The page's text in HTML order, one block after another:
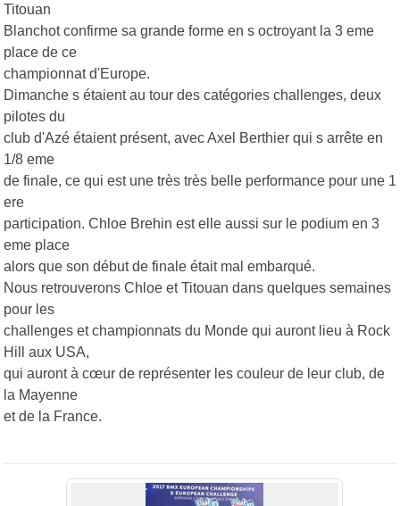
Titouan
Blanchot confirme sa grande forme en s octroyant la 3 eme
place de ce
championnat d'Europe.
Dimanche s étaient au tour des catégories challenges, deux
pilotes du
club d'Azé étaient présent, avec Axel Berthier qui s arrête en
1/8 eme
de finale, ce qui est une très très belle performance pour une 1
ere
participation. Chloe Brehin est elle aussi sur le podium en 3
eme place
alors que son début de finale était mal embarqué.
Nous retrouverons Chloe et Titouan dans quelques semaines
pour les
challenges et championnats du Monde qui auront lieu à Rock
Hill aux USA,
qui auront à cœur de représenter les couleur de leur club, de
la Mayenne
et de la France.